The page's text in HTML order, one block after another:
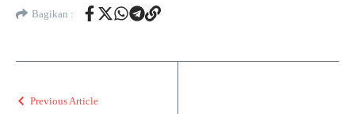
Bagikan :
Previous Article